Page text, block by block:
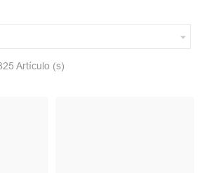

Artículo (s)